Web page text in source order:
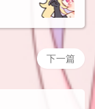
下一篇